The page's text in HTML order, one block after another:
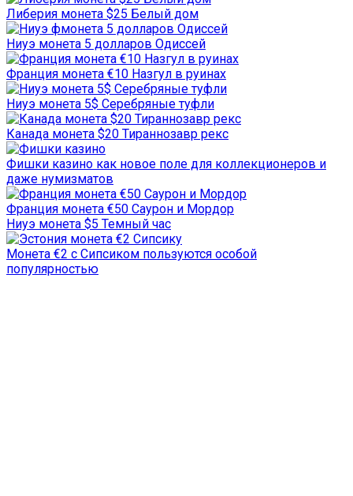
Либерия монета $25 Белый дом
Ниуэ монета 5 долларов Одиссей
Франция монета €10 Назгул в руинах
Ниуэ монета 5$ Серебряные туфли
Канада монета $20 Тираннозавр рекс
Фишки казино как новое поле для коллекционеров и
даже нумизматов
Франция монета €50 Саурон и Мордор
Ниуэ монета $5 Темный час
Монета €2 с Сипсиком пользуются особой
популярностью